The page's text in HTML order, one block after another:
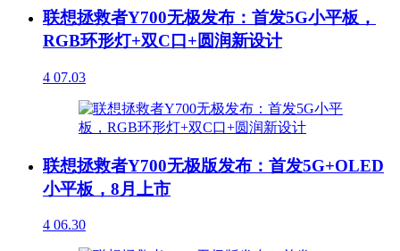
联想拯救者Y700无极发布：首发5G小平板，
RGB环形灯+双C口+圆润新设计
4 07.03
联想拯救者Y700无极版发布：首发5G+OLED
小平板，8月上市
4 06.30